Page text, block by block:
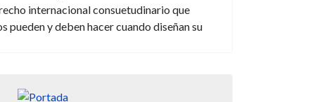
internacional consuetudinario que
pueden y deben hacer cuando diseñan su